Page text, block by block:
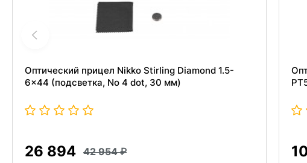
Оптический прицел Nikko Stirling Diamond 1.5-
6x44 (подсветка, No 4 dot, 30 мм)
26 894 42 954